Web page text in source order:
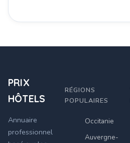
PRIX
HÔTELS
Annuaire
professionnel
RÉGIONS
POPULAIRES
Occitanie
Auvergne-